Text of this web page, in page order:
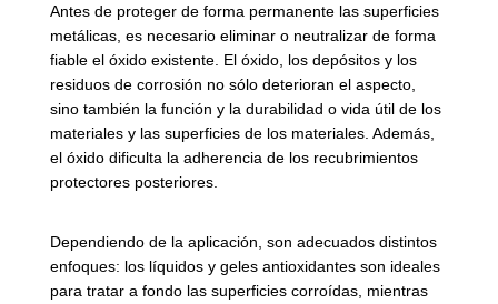
Antes de proteger de forma permanente las superficies
metálicas, es necesario eliminar o neutralizar de forma
fiable el óxido existente. El óxido, los depósitos y los
residuos de corrosión no sólo deterioran el aspecto,
sino también la función y la durabilidad o vida útil de los
materiales y las superficies de los materiales. Además,
el óxido dificulta la adherencia de los recubrimientos
protectores posteriores.
Dependiendo de la aplicación, son adecuados distintos
enfoques: los líquidos y geles antioxidantes son ideales
para tratar a fondo las superficies corroídas, mientras